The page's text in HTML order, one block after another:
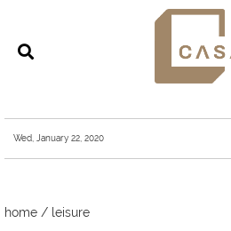
Wed, January 22, 2020
home / leisure